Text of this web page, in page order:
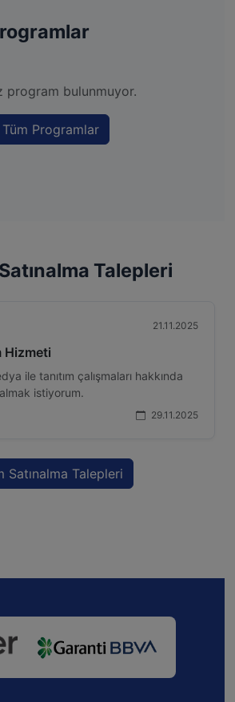
program bulunmuyor.
Tüm Programlar
Talepleri
21.11.2025
Hizmeti
ile tanıtım çalışmaları hakkında
istiyorum.
29.11.2025
Satınalma Talepleri